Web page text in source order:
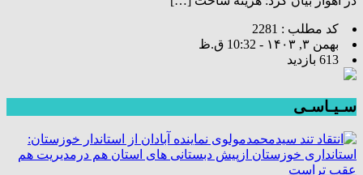
کد مطلب : 2281
بهمن ۳, ۱۴۰۳ - 10:32 ق.ظ
613 بازدید
سـیـاسـی